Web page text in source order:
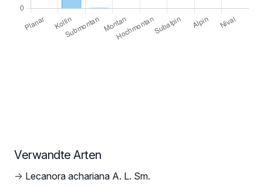
Verwandte Arten
→ Lecanora achariana A. L. Sm.